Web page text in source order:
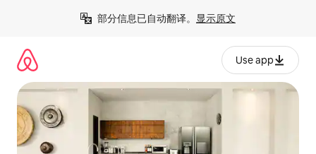
部分信息已自动翻译。 显示原文
Use app